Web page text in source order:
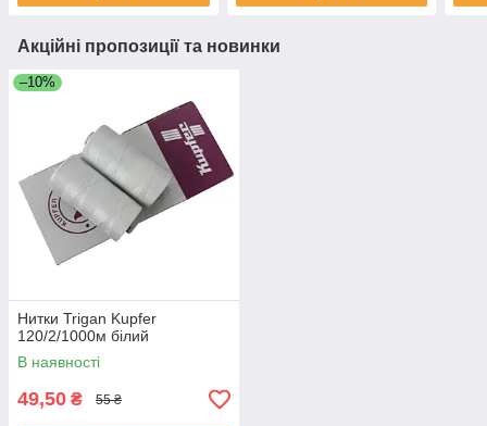
Акційні пропозиції та новинки
–10%
Нитки Trigan Kupfer
120/2/1000м білий
В наявності
49,50 ₴ 55 ₴